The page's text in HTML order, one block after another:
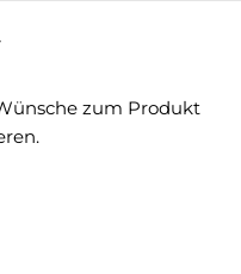
zum Produkt